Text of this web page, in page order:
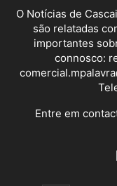
O Notícias de
são relatadas
importantes
connosco:
Entre em